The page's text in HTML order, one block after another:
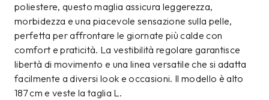
poliestere, questo maglia assicura leggerezza,
morbidezza e una piacevole sensazione sulla pelle,
perfetta per affrontare le giornate più calde con
comfort e praticità. La vestibilità regolare garantisce
libertà di movimento e una linea versatile che si adatta
facilmente a diversi look e occasioni. Il modello è alto
187 cm e veste la taglia L.